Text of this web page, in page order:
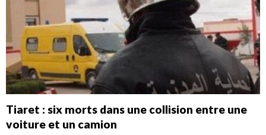
Tiaret : six morts dans une collision entre une
voiture et un camion